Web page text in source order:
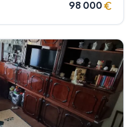
98 000